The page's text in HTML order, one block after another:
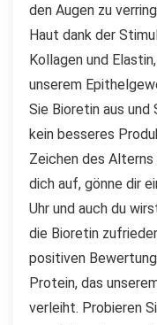
den Augen zu
Haut dank der
Kollagen und
unserem
Sie Bioretin aus und
kein besseres
Zeichen des
dich auf, gönne dir
Uhr und auch du
die Bioretin
positiven
Protein, das
verleiht. Probieren